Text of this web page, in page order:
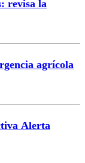
revisa la
agrícola
Alerta